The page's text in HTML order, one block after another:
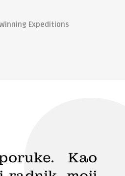
Expeditions
Kao